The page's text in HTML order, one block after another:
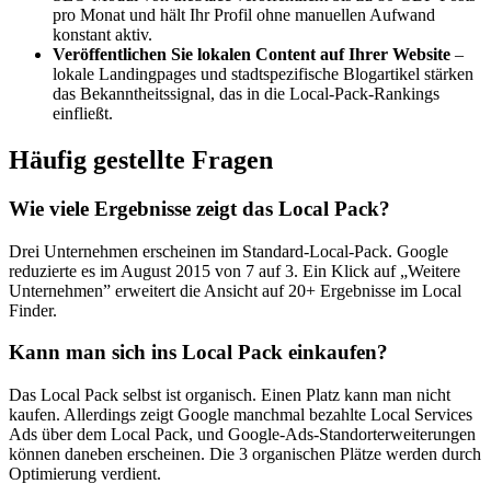
pro Monat und hält Ihr Profil ohne manuellen Aufwand
konstant aktiv.
Veröffentlichen Sie lokalen Content auf Ihrer Website –
lokale Landingpages und stadtspezifische Blogartikel stärken
das Bekanntheitssignal, das in die Local-Pack-Rankings
einfließt.
Häufig gestellte Fragen
Wie viele Ergebnisse zeigt das Local Pack?
Drei Unternehmen erscheinen im Standard-Local-Pack. Google
reduzierte es im August 2015 von 7 auf 3. Ein Klick auf „Weitere
Unternehmen” erweitert die Ansicht auf 20+ Ergebnisse im Local
Finder.
Kann man sich ins Local Pack einkaufen?
Das Local Pack selbst ist organisch. Einen Platz kann man nicht
kaufen. Allerdings zeigt Google manchmal bezahlte Local Services
Ads über dem Local Pack, und Google-Ads-Standorterweiterungen
können daneben erscheinen. Die 3 organischen Plätze werden durch
Optimierung verdient.